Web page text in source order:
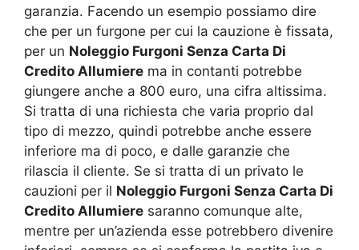
garanzia. Facendo un esempio possiamo dire
che per un furgone per cui la cauzione è fissata,
per un Noleggio Furgoni Senza Carta Di
Credito Allumiere ma in contanti potrebbe
giungere anche a 800 euro, una cifra altissima.
Si tratta di una richiesta che varia proprio dal
tipo di mezzo, quindi potrebbe anche essere
inferiore ma di poco, e dalle garanzie che
rilascia il cliente. Se si tratta di un privato le
cauzioni per il Noleggio Furgoni Senza Carta Di
Credito Allumiere saranno comunque alte,
mentre per un’azienda esse potrebbero divenire